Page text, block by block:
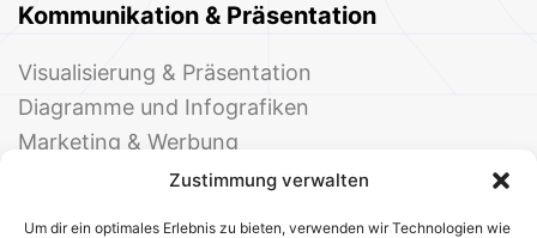
Zustimmung verwalten
Um dir ein optimales Erlebnis zu bieten, verwenden wir Technologien wie
Kommunikation & Präsentation
Visualisierung & Präsentation
Diagramme und Infografiken
Marketing & Werbung
Events & Einladungen